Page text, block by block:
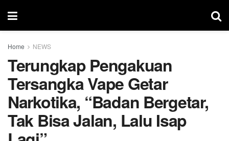
Home NEWS
Terungkap Pengakuan
Tersangka Vape Getar
Narkotika, “Badan Bergetar,
Tak Bisa Jalan, Lalu Isap